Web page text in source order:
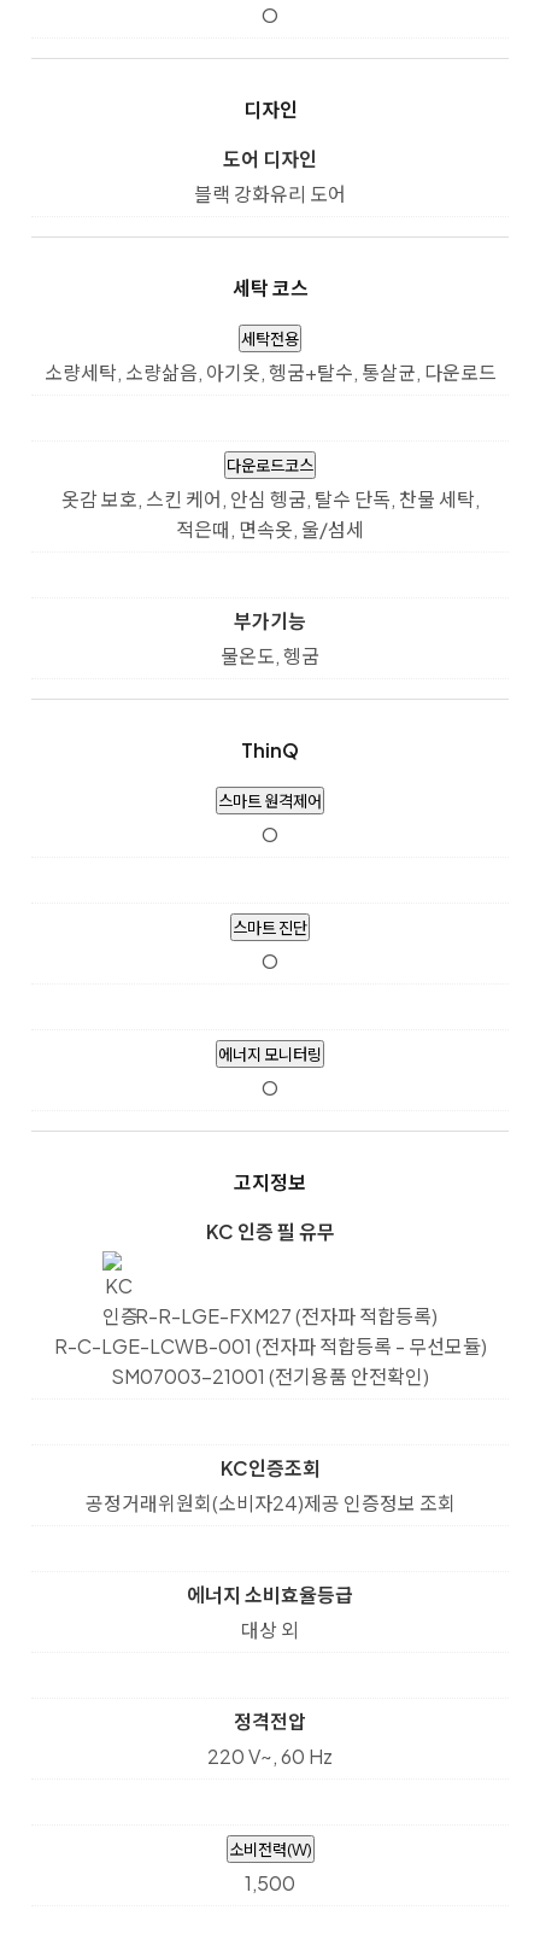
O
디자인
도어 디자인
블랙 강화유리 도어
세탁 코스
세탁전용
소량세탁, 소량삶음, 아기옷, 헹굼+탈수, 통살균, 다운로드
다운로드코스
옷감 보호, 스킨 케어, 안심 헹굼, 탈수 단독, 찬물 세탁,
적은때, 면속옷, 울/섬세
부가기능
물온도, 헹굼
ThinQ
스마트 원격제어
O
스마트 진단
O
에너지 모니터링
O
고지정보
KC 인증 필 유무
R-R-LGE-FXM27 (전자파 적합등록)
R-C-LGE-LCWB-001 (전자파 적합등록 - 무선모듈)
SM07003-21001 (전기용품 안전확인)
KC인증조회
공정거래위원회(소비자24)제공 인증정보 조회
에너지 소비효율등급
대상 외
정격전압
220 V~, 60 Hz
소비전력(W)
1,500